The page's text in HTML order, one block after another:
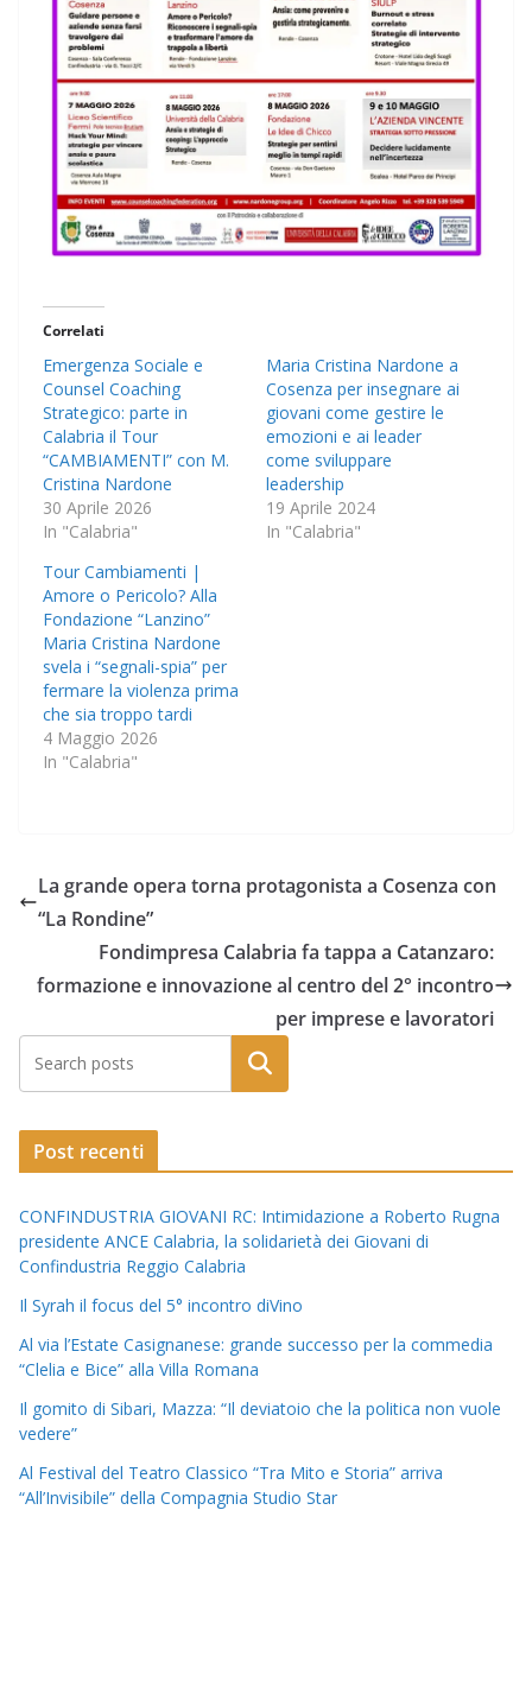
Correlati
Emergenza Sociale e
Counsel Coaching
Strategico: parte in
Calabria il Tour
“CAMBIAMENTI” con M.
Cristina Nardone​
30 Aprile 2026
In "Calabria"
Maria Cristina Nardone a
Cosenza per insegnare ai
giovani come gestire le
emozioni e ai leader
come sviluppare
leadership
19 Aprile 2024
In "Calabria"
Tour Cambiamenti |
Amore o Pericolo? Alla
Fondazione “Lanzino”
Maria Cristina Nardone
svela i “segnali-spia” per
fermare la violenza prima
che sia troppo tardi
4 Maggio 2026
In "Calabria"
La grande opera torna protagonista a Cosenza con
“La Rondine”
Fondimpresa Calabria fa tappa a Catanzaro:
formazione e innovazione al centro del 2° incontro
per imprese e lavoratori
Post recenti
CONFINDUSTRIA GIOVANI RC: Intimidazione a Roberto Rugna
presidente ANCE Calabria, la solidarietà dei Giovani di
Confindustria Reggio Calabria
Il Syrah il focus del 5° incontro diVino
Al via l’Estate Casignanese: grande successo per la commedia
“Clelia e Bice” alla Villa Romana
Il gomito di Sibari, Mazza: “Il deviatoio che la politica non vuole
vedere”
Al Festival del Teatro Classico “Tra Mito e Storia” arriva
“All’Invisibile” della Compagnia Studio Star